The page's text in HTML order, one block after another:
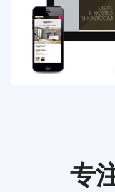
专